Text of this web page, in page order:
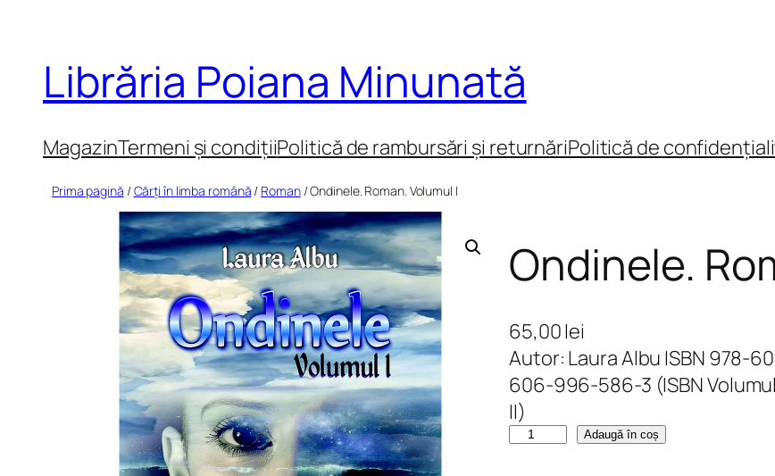
conținut
Librăria Poiana Minunată
MagazinTermeni și condițiiPolitică de rambursări și returnăriPolitică de
Prima pagină /Cărți în limba română / Roman/ Ondinele. Roman. Volumul I
Ondinele.
65,00lei
Autor: Laura Albu ISBN 978-
606-996-586-3 (ISBN
II)
C
Adaugă în coș